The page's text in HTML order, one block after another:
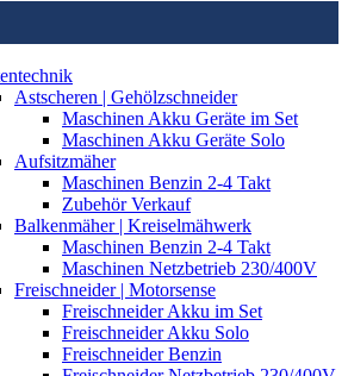
Astscheren | Gehölzschneider
Maschinen Akku Geräte im Set
Maschinen Akku Geräte Solo
Aufsitzmäher
Maschinen Benzin 2-4 Takt
Zubehör Verkauf
Balkenmäher | Kreiselmähwerk
Maschinen Benzin 2-4 Takt
Maschinen Netzbetrieb 230/400V
Freischneider | Motorsense
Freischneider Akku im Set
Freischneider Akku Solo
Freischneider Benzin